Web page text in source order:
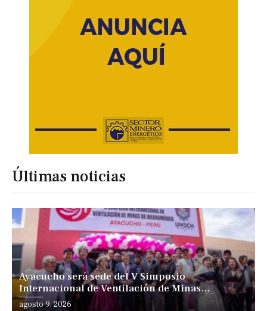
Últimas noticias
Ayacucho será sede del V Simposio
Internacional de Ventilación de Minas
Iberoamérica
agosto 9, 2026